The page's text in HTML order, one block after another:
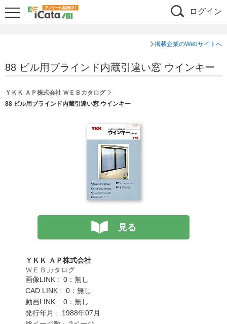
ログイン
掲載企業のWebサイトへ
88 ビル用ブラインド内蔵引違い窓 ウインキー
ＹＫＫ ＡＰ株式会社 ＷＥＢカタログ
88 ビル用ブラインド内蔵引違い窓 ウインキー
見る
ＹＫＫ ＡＰ株式会社
ＷＥＢカタログ
画像LINK : 0：無し
CAD LINK : 0：無し
動画LINK : 0：無し
発行年月 : 1988年07月